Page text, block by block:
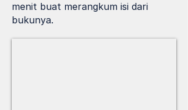
menit buat merangkum isi dari
bukunya.